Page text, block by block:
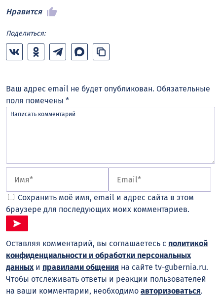
Нравится
Поделиться:
Ваш адрес email не будет опубликован. Обязательные
поля помечены *
Сохранить моё имя, email и адрес сайта в этом
браузере для последующих моих комментариев.
Оставляя комментарий, вы соглашаетесь с политикой
конфиденциальности и обработки персональных
данныхи правилами общения на сайте tv-gubernia.ru.
Чтобы отслеживать ответы и реакции пользователей
на ваши комментарии, необходимо авторизоваться.